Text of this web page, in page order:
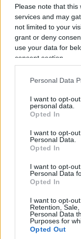
Please note that
services and may
not limited to your
grant or deny
use your data for
consent section.
Personal Data
I want to opt-
personal data.
Opted In
I want to opt-
Personal Data.
Opted In
I want to opt-
Personal Data
Opted In
I want to opt-
Retention,
Personal Data
Purposes for
Opted Out
imporre. Quando
pubblica per
legge che
Israele: in Italia
vanta diaver
che questo ha
Gli obiettivi
Ma allora non
vorrebbero
si muovono
contesto
devono limitarsi
introdurre
di forze. Però,